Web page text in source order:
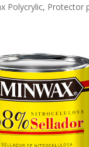
Polycrylic, Protector